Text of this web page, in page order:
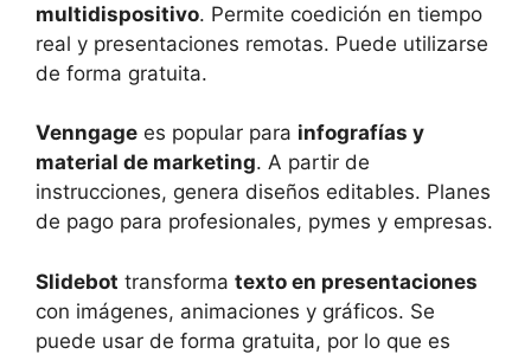
multidispositivo. Permite coedición en tiempo
real y presentaciones remotas. Puede utilizarse
de forma gratuita.
Venngage es popular para infografías y
material de marketing. A partir de
instrucciones, genera diseños editables. Planes
de pago para profesionales, pymes y empresas.
Slidebot transforma texto en presentaciones
con imágenes, animaciones y gráficos. Se
puede usar de forma gratuita, por lo que es